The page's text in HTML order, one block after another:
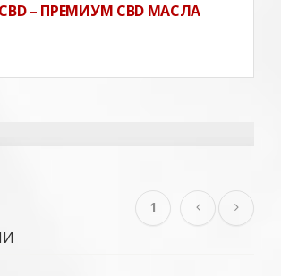
CBD – ПРЕМИУМ CBD МАСЛА
1